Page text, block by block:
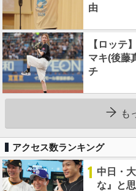
由
【ロッテ
マキ(後藤
チ
も
アクセス数ランキング
1 中日・
な』と